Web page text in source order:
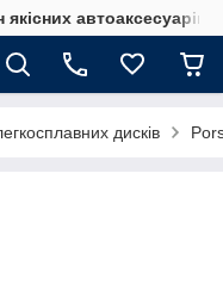
автоаксесуарів
дисків